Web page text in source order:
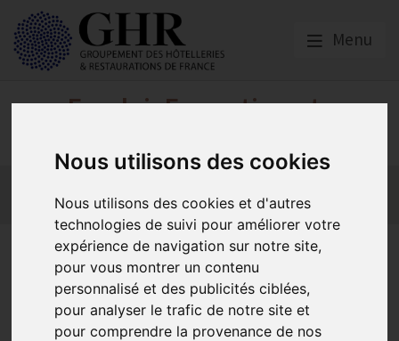
Nous utilisons des cookies
Nous utilisons des cookies et d'autres
technologies de suivi pour améliorer votre
expérience de navigation sur notre site,
pour vous montrer un contenu
personnalisé et des publicités ciblées,
pour analyser le trafic de notre site et
pour comprendre la provenance de nos
Menu
Emploi, Formation et
Formation
Mission Handicap
Une nouvelle opportunité
pour renforcer la formation
dans le secteur HCR